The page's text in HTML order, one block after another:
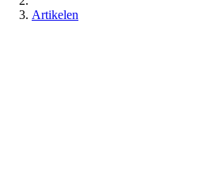
Artikelen